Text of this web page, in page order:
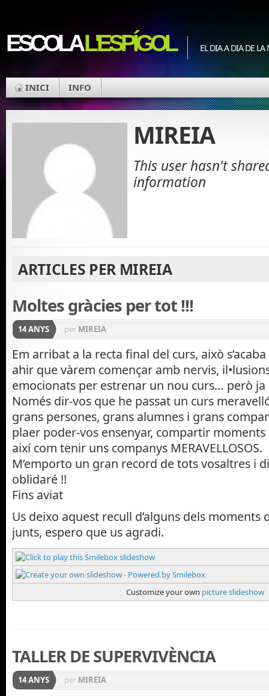
ESCOLAL'ESPÍGOL EL DIA A DIA DE LA
INICI INFO
MIREIA
This user hasn't
information
ARTICLES PER MIREIA
Moltes gràcies per tot !!!
14 ANYS per MIREIA
Em arribat a la recta final del curs, això
ahir que vàrem començar amb nervis,
emocionats per estrenar un nou curs… però ja
Només dir-vos que he passat un curs
grans persones, grans alumnes i grans
plaer poder-vos ensenyar, compartir
així com tenir uns companys MERAVELLOSOS.
M’emporto un gran record de tots vosaltres i
oblidaré !!
Fins aviat
Us deixo aquest recull d’alguns dels moments
junts, espero que us agradi.
Customize your own picture slideshow
TALLER DE SUPERVIVÈNCIA
14 ANYS per MIREIA